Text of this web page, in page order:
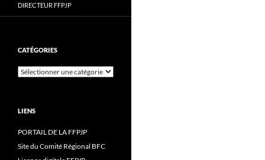
DIRECTEUR FFPJP
CATÉGORIES
Catégories
LIENS
PORTAIL DE LA FFPJP
Site du Comité Régional BFC